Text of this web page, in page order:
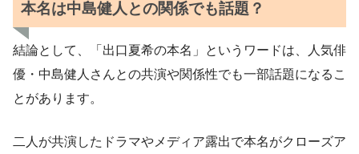
本名は中島健人との関係でも話題？
結論として、「出口夏希の本名」というワードは、人気俳
優・中島健人さんとの共演や関係性でも一部話題になるこ
とがあります。
二人が共演したドラマやメディア露出で本名がクローズア